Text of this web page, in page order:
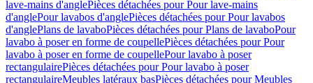
lave-mains d'anglePièces détachées pour Pour lave-mains
d'anglePour lavabos d'anglePièces détachées pour Pour lavabos
d'anglePlans de lavaboPièces détachées pour Plans de lavaboPour
lavabo à poser en forme de coupellePièces détachées pour Pour
lavabo à poser en forme de coupellePour lavabo à poser
rectangulairePièces détachées pour Pour lavabo à poser
rectangulaireMeubles latéraux basPièces détachées pour Meubles